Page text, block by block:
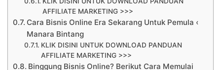
AFFILIATE MARKETING >>>
Cara Bisnis Online Era Sekarang Untuk Pemula ‹
Manara Bintang
KLIK DISINI UNTUK DOWNLOAD PANDUAN
AFFILIATE MARKETING >>>
Binggung Bisnis Online? Berikut Cara Memulai